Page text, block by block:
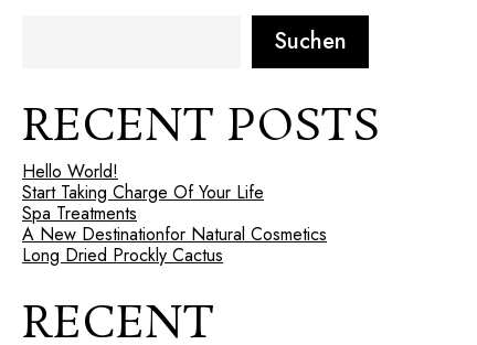
Suchen
RECENT POSTS
Hello World!
Start Taking Charge Of Your Life
Spa Treatments
A New Destinationfor Natural Cosmetics
Long Dried Prockly Cactus
RECENT